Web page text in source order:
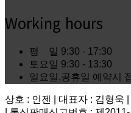
Working hours
평 일 9:30 - 17:30
토요일 9:30 - 13:30
일요일,공휴일 예약시
상호 : 인젠 | 대표자 : 김형욱